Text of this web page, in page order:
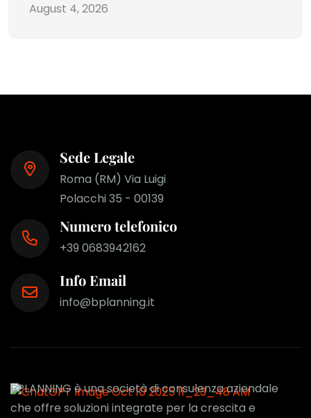
August 4, 2026
Sede Legale
Roma (RM) Via Luigi
Polacchi 35 - 00139
Numero telefonico
+39 0683942162
Info Email
info@bplanning.it
BPLANNING è una società di consulenza aziendale
che offre soluzioni integrate per la crescita e